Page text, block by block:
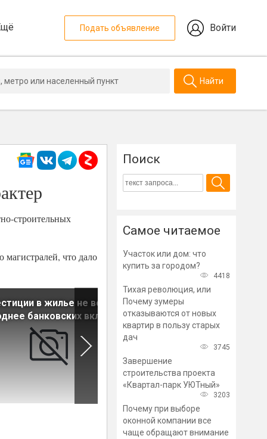
Подать объявление Войти
Найти
строительных
что дало
в жилье не всегда
банковских вкладов
Юрист рассказал о
нетривиальном способе
выплатить долги по ЖКУ
Поиск
Самое читаемое
Участок или дом: что
купить за городом?
4418
Тихая революция, или
Почему зумеры
отказываются от новых
квартир в пользу старых
дач
3745
Завершение
строительства проекта
«Квартал-парк УЮТный»
3203
Почему при выборе
оконной компании все
чаще обращают внимание